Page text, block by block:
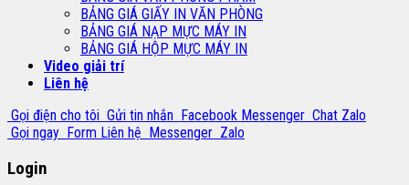
BẢNG GIÁ GIẤY IN VĂN PHÒNG
BẢNG GIÁ NẠP MỰC MÁY IN
BẢNG GIÁ HỘP MỰC MÁY IN
Video giải trí
Liên hệ
Gọi điện cho tôi Gửi tin nhắn Facebook Messenger Chat Zalo
Gọi ngay Form Liên hệ Messenger Zalo
Login